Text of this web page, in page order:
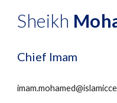
Sheikh
Chief Imam